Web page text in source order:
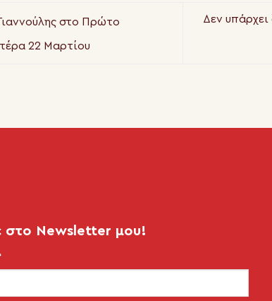
στο Πρώτο
22 Μαρτίου
Δεν
στο Newsletter μου!